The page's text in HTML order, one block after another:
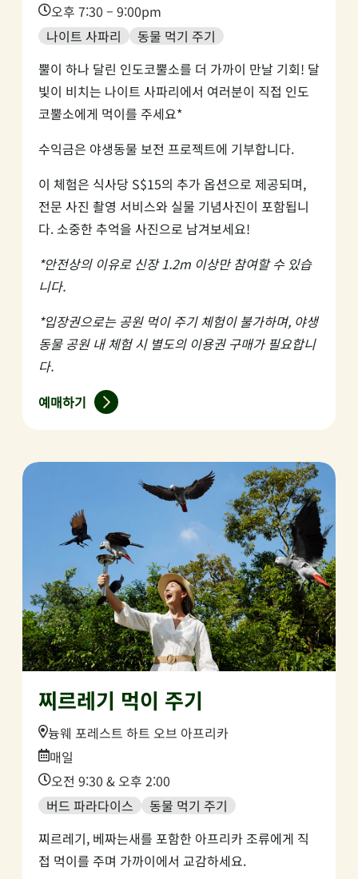
Time:
오후 7:30 – 9:00pm
나이트 사파리
동물 먹기 주기
뿔이 하나 달린 인도코뿔소를 더 가까이 만날 기회! 달
빛이 비치는 나이트 사파리에서 여러분이 직접 인도
코뿔소에게 먹이를 주세요*
수익금은 야생동물 보전 프로젝트에 기부합니다.
이 체험은 식사당 S$15의 추가 옵션으로 제공되며,
전문 사진 촬영 서비스와 실물 기념사진이 포함됩니
다. 소중한 추억을 사진으로 남겨보세요!
*안전상의 이유로 신장 1.2m 이상만 참여할 수 있습
니다.
*입장권으로는 공원 먹이 주기 체험이 불가하며, 야생
동물 공원 내 체험 시 별도의 이용권 구매가 필요합니
다.
예매하기
찌르레기 먹이 주기
Location:
늉웨 포레스트 하트 오브 아프리카
Date:
매일
Time:
오전 9:30 & 오후 2:00
버드 파라다이스
동물 먹기 주기
찌르레기, 베짜는새를 포함한 아프리카 조류에게 직
접 먹이를 주며 가까이에서 교감하세요.